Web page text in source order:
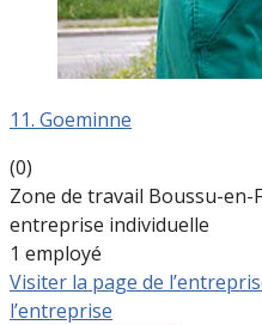
11. Goeminne
(0)
Zone de travail Boussu-en-
entreprise individuelle
1 employé
Visiter la page de
l’entreprise